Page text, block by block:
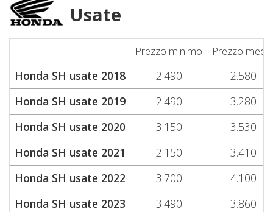
Usate
Prezzo minimo Prezzo
Honda SH usate 2018 2.490
2.580
Honda SH usate 2019
2.490
3.280
Honda SH usate 2020
3.150
3.530
Honda SH usate 2021
2.150
3.410
Honda SH usate 2022
3.700
4.100
Honda SH usate 2023
3.490
3.860